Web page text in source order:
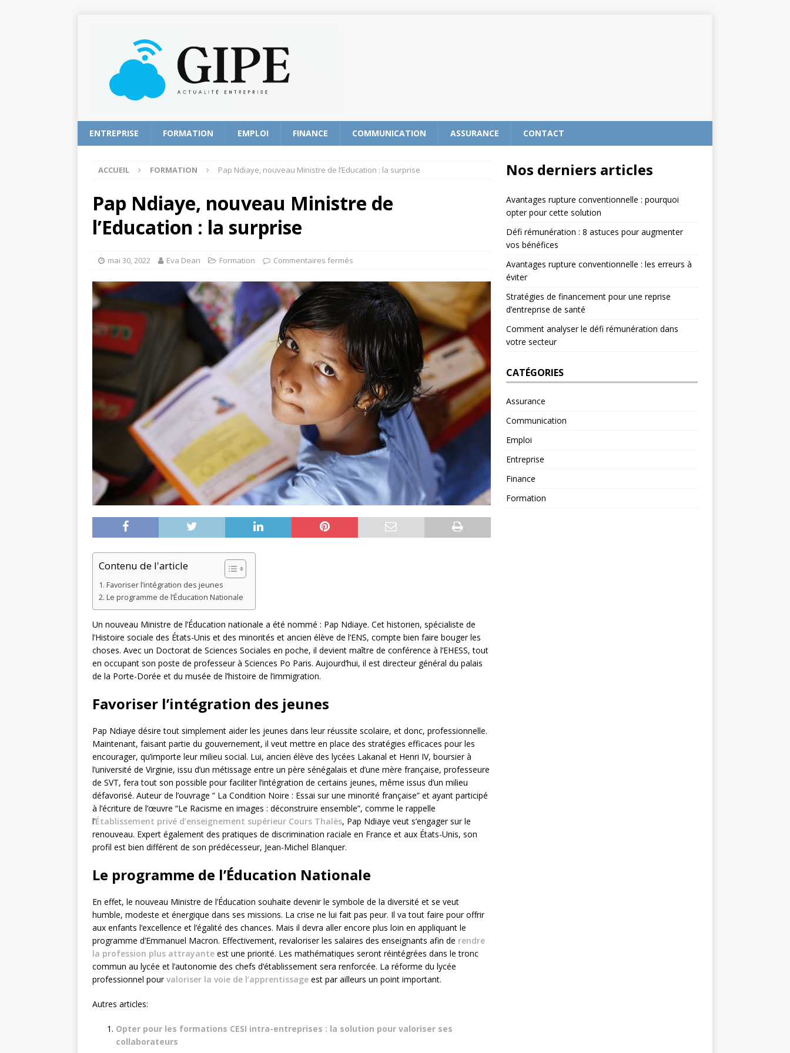
ENTREPRISE FORMATION EMPLOI FINANCE COMMUNICATION ASSURANCE CONTACT
ACCUEIL FORMATION Pap Ndiaye, nouveau Ministre de l’Education : la surprise
Pap Ndiaye, nouveau Ministre de
l’Education : la surprise
mai 30, 2022 Eva Dean Formation Commentaires fermés
Contenu de l'article
Favoriser l’intégration des jeunes
Le programme de l’Éducation Nationale
Un nouveau Ministre de l’Éducation nationale a été nommé : Pap Ndiaye. Cet historien, spécialiste de
l’Histoire sociale des États-Unis et des minorités et ancien élève de l’ENS, compte bien faire bouger les
choses. Avec un Doctorat de Sciences Sociales en poche, il devient maître de conférence à l’EHESS, tout
en occupant son poste de professeur à Sciences Po Paris. Aujourd’hui, il est directeur général du palais
de la Porte-Dorée et du musée de l’histoire de l’immigration.
Favoriser l’intégration des jeunes
Pap Ndiaye désire tout simplement aider les jeunes dans leur réussite scolaire, et donc, professionnelle.
Maintenant, faisant partie du gouvernement, il veut mettre en place des stratégies efficaces pour les
encourager, qu’importe leur milieu social. Lui, ancien élève des lycées Lakanal et Henri IV, boursier à
l’université de Virginie, issu d’un métissage entre un père sénégalais et d’une mère française, professeure
de SVT, fera tout son possible pour faciliter l’intégration de certains jeunes, même issus d’un milieu
défavorisé. Auteur de l’ouvrage “ La Condition Noire : Essai sur une minorité française” et ayant participé
à l’écriture de l’œuvre “Le Racisme en images : déconstruire ensemble”, comme le rappelle
l’Établissement privé d’enseignement supérieur Cours Thalès, Pap Ndiaye veut s’engager sur le
renouveau. Expert également des pratiques de discrimination raciale en France et aux États-Unis, son
profil est bien différent de son prédécesseur, Jean-Michel Blanquer.
Le programme de l’Éducation Nationale
En effet, le nouveau Ministre de l’Éducation souhaite devenir le symbole de la diversité et se veut
humble, modeste et énergique dans ses missions. La crise ne lui fait pas peur. Il va tout faire pour offrir
aux enfants l’excellence et l’égalité des chances. Mais il devra aller encore plus loin en appliquant le
programme d’Emmanuel Macron. Effectivement, revaloriser les salaires des enseignants afin de rendre
la profession plus attrayante est une priorité. Les mathématiques seront réintégrées dans le tronc
commun au lycée et l’autonomie des chefs d’établissement sera renforcée. La réforme du lycée
professionnel pourvaloriser la voie de l’apprentissage est par ailleurs un point important.
Autres articles:
Opter pour les formations CESI intra-entreprises : la solution pour valoriser ses
collaborateurs
Nos derniers articles
Avantages rupture conventionnelle : pourquoi
opter pour cette solution
Défi rémunération : 8 astuces pour augmenter
vos bénéfices
Avantages rupture conventionnelle : les erreurs à
éviter
Stratégies de financement pour une reprise
d’entreprise de santé
Comment analyser le défi rémunération dans
votre secteur
CATÉGORIES
Assurance
Communication
Emploi
Entreprise
Finance
Formation